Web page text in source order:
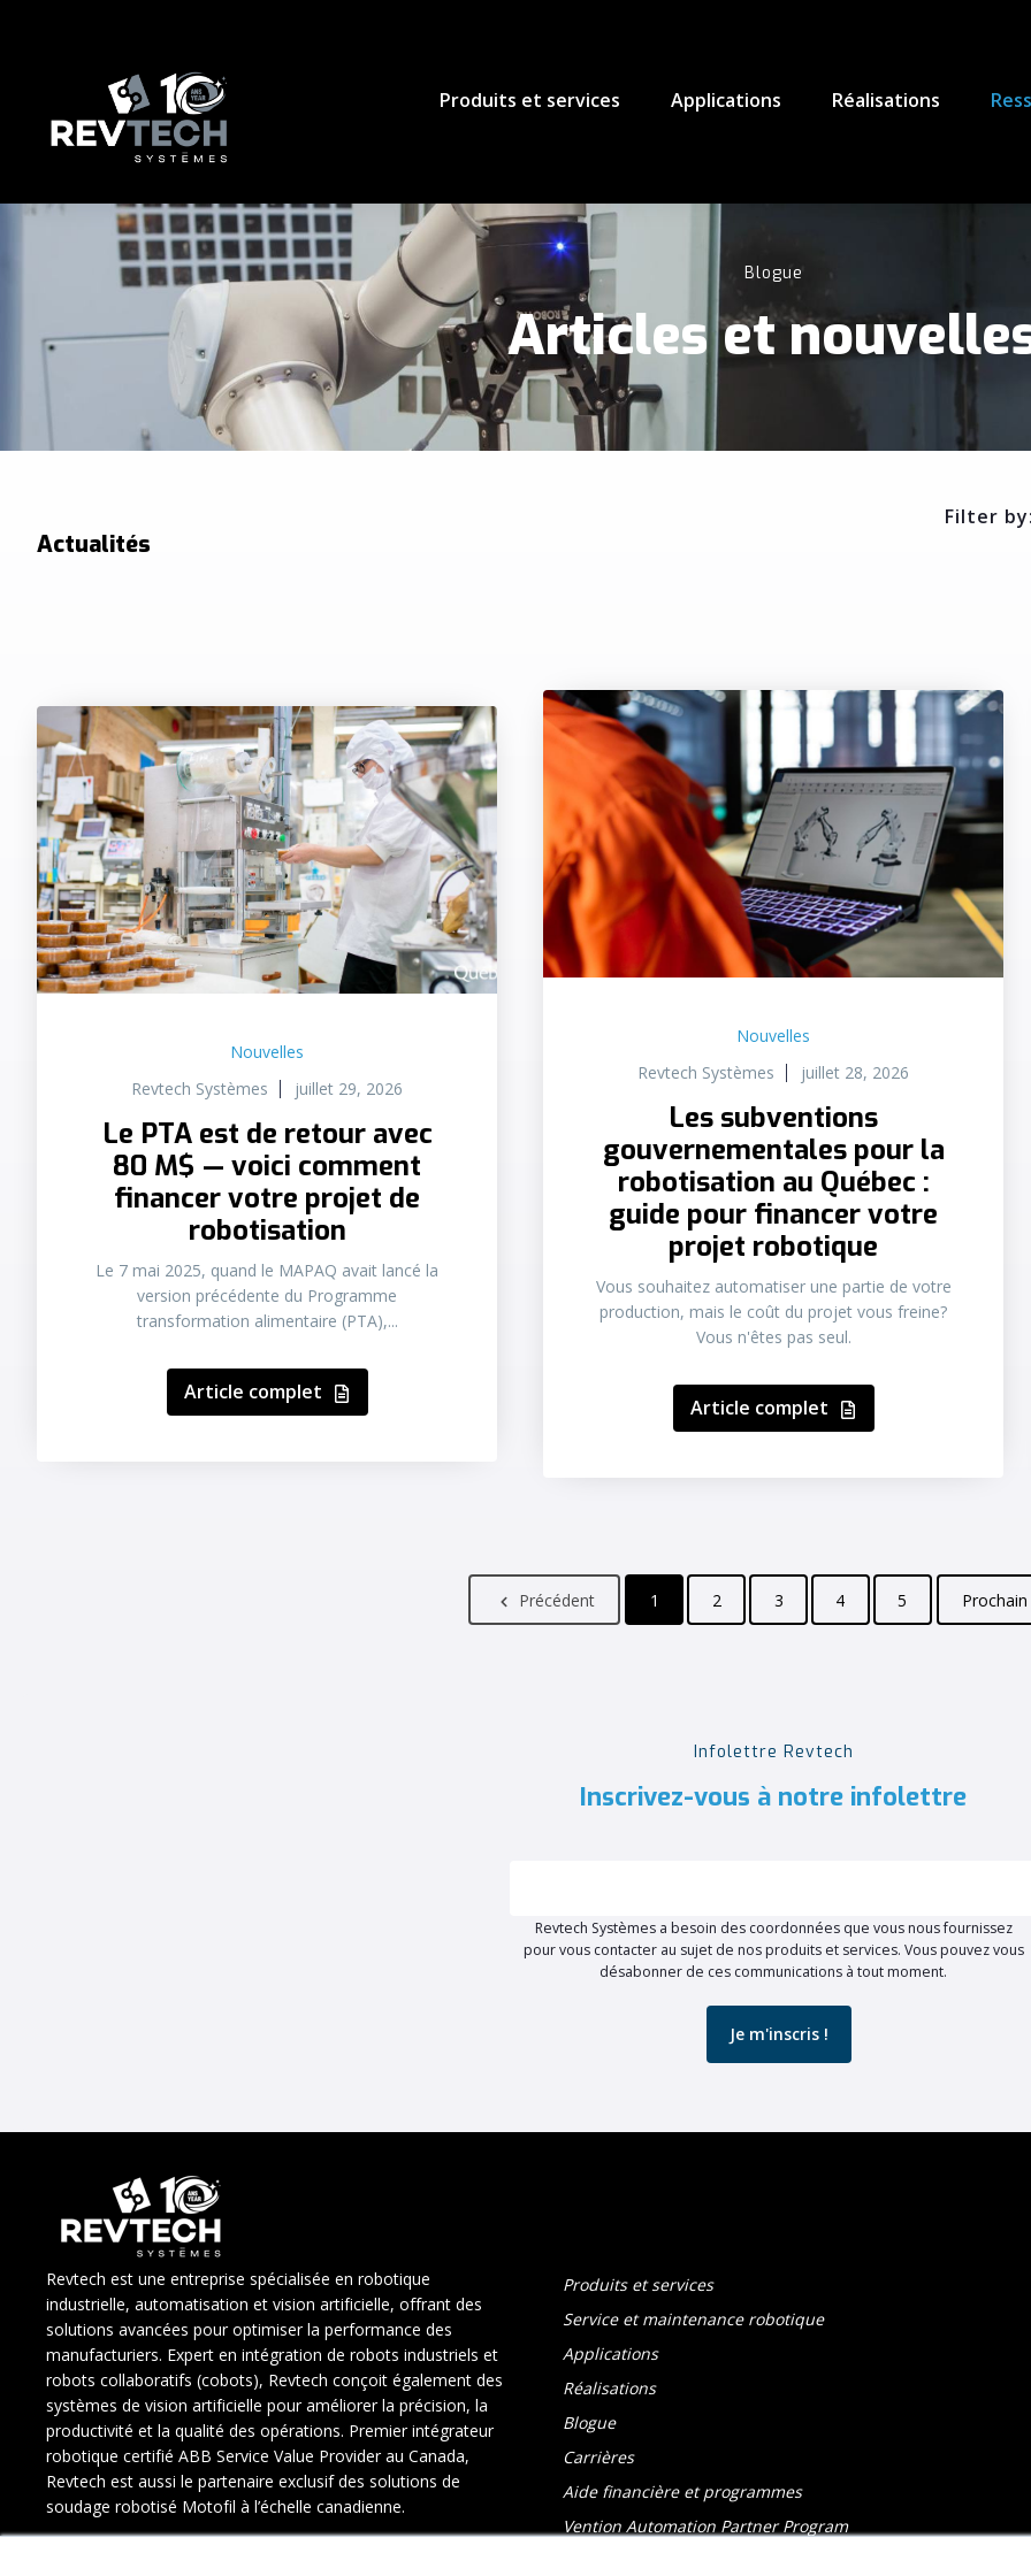
Produits et services Applications Réalisations
Blogue
Articles et
Actualités
Filter
Nouvelles
Revtech Systèmes
juillet 29, 2026
Le PTA est de retour avec
80 M$ — voici comment
financer votre projet de
robotisation
Le 7 mai 2025, quand le MAPAQ avait lancé la
version précédente du Programme
transformation alimentaire (PTA),...
Article complet
Nouvelles
Revtech Systèmes
juillet 28, 2026
Les subventions
gouvernementales pour la
robotisation au Québec :
guide pour financer votre
projet robotique
Vous souhaitez automatiser une partie de votre
production, mais le coût du projet vous freine?
Vous n'êtes pas seul.
Article complet
Précédent 1 2 3 4 5 Prochain
Infolettre Revtech
Inscrivez-vous à notre infolettre
Revtech Systèmes a besoin des coordonnées que vous nous fournissez
pour vous contacter au sujet de nos produits et services. Vous pouvez vous
désabonner de ces communications à tout moment.
Revtech est une entreprise spécialisée en robotique
industrielle, automatisation et vision artificielle, offrant des
solutions avancées pour optimiser la performance des
manufacturiers. Expert en intégration de robots industriels et
robots collaboratifs (cobots), Revtech conçoit également des
systèmes de vision artificielle pour améliorer la précision, la
productivité et la qualité des opérations. Premier intégrateur
robotique certifié ABB Service Value Provider au Canada,
Revtech est aussi le partenaire exclusif des solutions de
soudage robotisé Motofil à l’échelle canadienne.
Produits et services
Service et maintenance robotique
Applications
Réalisations
Blogue
Carrières
Aide financière et programmes
Vention Automation Partner Program